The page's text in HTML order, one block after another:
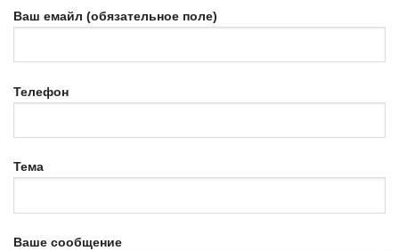
Ваш емайл (обязательное поле)
Телефон
Тема
Ваше сообщение